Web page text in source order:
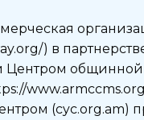
) в
Центром
(cyc.org.am)